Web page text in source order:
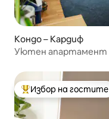
Кондо – Кардиф
Уютен апартамент
Най-популярен
Избор на гостите